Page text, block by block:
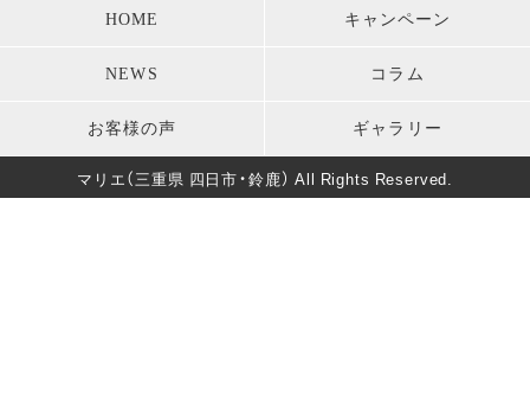
七五三衣装 留袖・訪問着・振袖
モーニング・礼服 パーティードレス
キッズ衣装 長寿のお祝い
葬儀・法要
バースデー マタニティフォト
HOME キャンペーン
NEWS コラム
お客様の声 ギャラリー
マリエ（三重県 四日市・鈴鹿） All Rights Reserved.